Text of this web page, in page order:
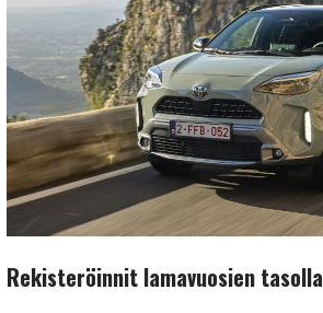
Rekisteröinnit lamavuosien tasolla